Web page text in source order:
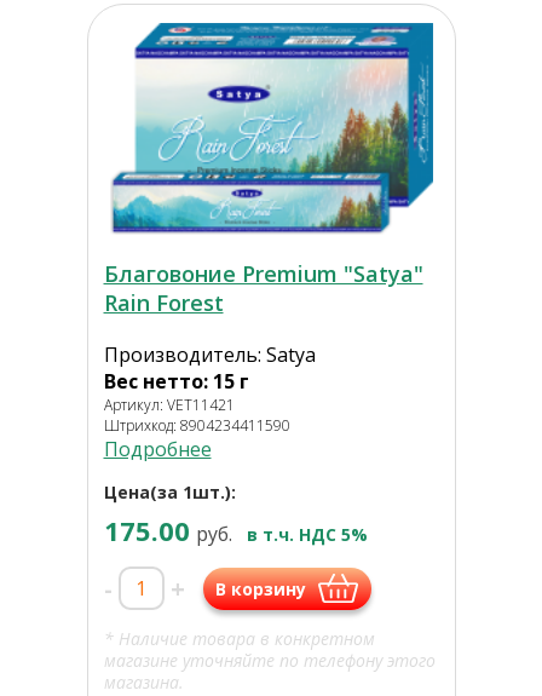
Благовоние Premium "Satya"
Rain Forest
Производитель: Satya
Вес нетто: 15 г
Артикул: VET11421
Штрихкод: 8904234411590
Подробнее
Цена(за 1шт.):
175.00 руб. в т.ч. НДС 5%
- + В корзину
* Наличие товара в конкретном
магазине уточняйте по телефону этого
магазина.